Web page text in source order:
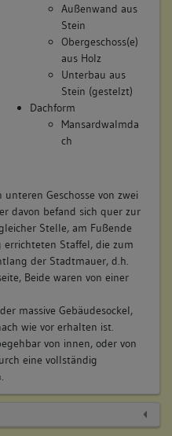
mit liegendem Stuhl
Essich, Untervogt zu
Haus besitzt, kauft
Behausung, samt dem
bisher die Teutsche
Statt, zwischen der
welches Haus ... Herr
1743 von Fürstl.
nachgehends solches
Essich, Victor Stephan
Victor Stephan
Außenwand aus
Stein
Obergeschoss(e)
aus Holz
Unterbau aus
Stein (gestelzt)
Dachform
Mansardwalmda
ch
Geschosse von zwei
davon befand sich quer zur
Stelle, am Fußende
Staffel, die zum
der Stadtmauer, d.h.
Beide waren von einer
massive Gebäudesockel,
wie vor erhalten ist.
von innen, oder von
eine vollständig